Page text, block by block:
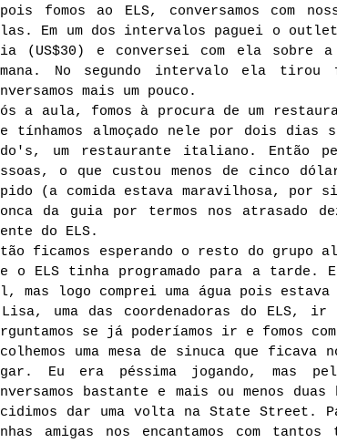
fomos ao ELS, conversamos com
Em um dos intervalos paguei o outlet
(US$30) e conversei com ela sobre
No segundo intervalo ela
mais um pouco.
a aula, fomos à procura de um
tínhamos almoçado nele por dois dias
um restaurante italiano. Então
o que custou menos de cinco
(a comida estava maravilhosa, por
da guia por termos nos atrasado
do ELS.
ficamos esperando o resto do grupo
o ELS tinha programado para a tarde.
mas logo comprei uma água pois
uma das coordenadoras do ELS,
se já poderíamos ir e fomos
uma mesa de sinuca que ficava
Eu era péssima jogando, mas
bastante e mais ou menos
dar uma volta na State Street.
amigas nos encantamos com